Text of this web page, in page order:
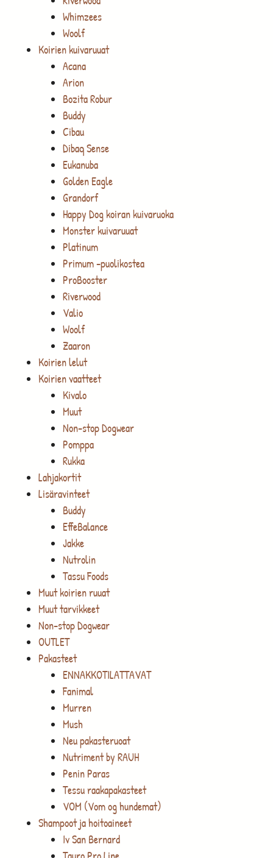
Whimzees
Woolf
Koirien kuivaruuat
Acana
Arion
Bozita Robur
Buddy
Cibau
Dibaq Sense
Eukanuba
Golden Eagle
Grandorf
Happy Dog koiran kuivaruoka
Monster kuivaruuat
Platinum
Primum -puolikostea
ProBooster
Riverwood
Valio
Woolf
Zaaron
Koirien lelut
Koirien vaatteet
Kivalo
Muut
Non-stop Dogwear
Pomppa
Rukka
Lahjakortit
Lisäravinteet
Buddy
EffeBalance
Jakke
Nutrolin
Tassu Foods
Muut koirien ruuat
Muut tarvikkeet
Non-stop Dogwear
OUTLET
Pakasteet
ENNAKKOTILATTAVAT
Fanimal
Murren
Mush
Neu pakasteruoat
Nutriment by RAUH
Penin Paras
Tessu raakapakasteet
VOM (Vom og hundemat)
Shampoot ja hoitoaineet
Iv San Bernard